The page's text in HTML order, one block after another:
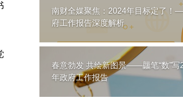
南财全媒聚焦：2024年目标定了！
府工作报告深度解析
春意勃发 共绘新图景——龘笔“数”写
年政府工作报告